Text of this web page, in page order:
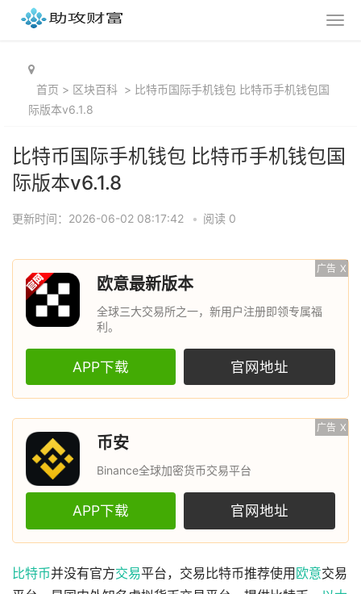
首页 > 区块百科 > 比特币国际手机钱包 比特币手机钱包国
际版本v6.1.8
比特币国际手机钱包 比特币手机钱包国
际版本v6.1.8
更新时间：2026-06-02 08:17:42 • 阅读 0
广告 X
欧意最新版本
全球三大交易所之一，新用户注册即领专属福
利。
APP下载 官网地址
广告 X
币安
Binance全球加密货币交易平台
APP下载 官网地址
比特币并没有官方交易平台，交易比特币推荐使用 欧意交易